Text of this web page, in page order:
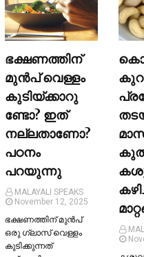
ഭക്ഷണത്തിന്
മുന്‍പ് വെള്ളം
കുടിയ്ക്കാറു
ണ്ടോ? ഇത്
നല്ലതാണോ?
പഠനം
പറയുന്നു
MALAYALI SPEAKS
November 12, 2025
ഭക്ഷണത്തിന് മുന്‍പ്
ഒരു ഗ്ലാസ് വെള്ളം
കുടിക്കുന്നത്